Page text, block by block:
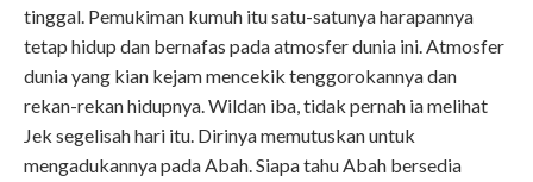
tinggal. Pemukiman kumuh itu satu-satunya harapannya
tetap hidup dan bernafas pada atmosfer dunia ini. Atmosfer
dunia yang kian kejam mencekik tenggorokannya dan
rekan-rekan hidupnya. Wildan iba, tidak pernah ia melihat
Jek segelisah hari itu. Dirinya memutuskan untuk
mengadukannya pada Abah. Siapa tahu Abah bersedia